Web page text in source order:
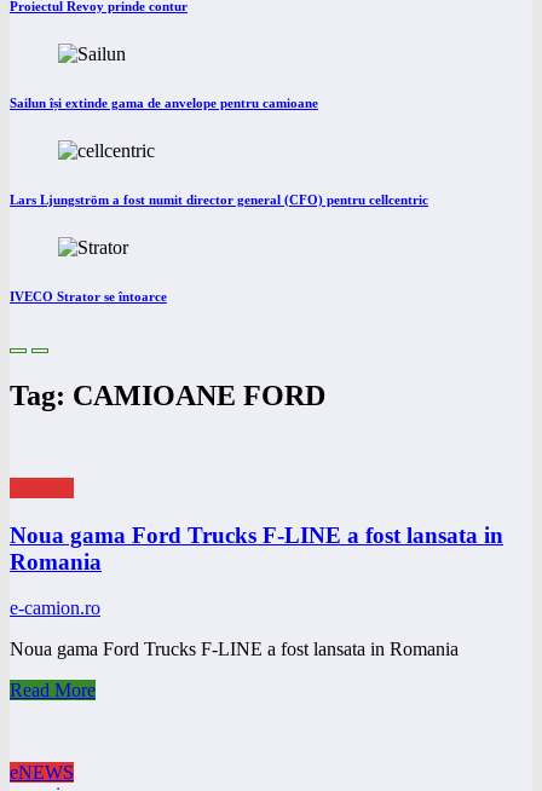
Proiectul Revoy prinde contur
Sailun își extinde gama de anvelope pentru camioane
Lars Ljungström a fost numit director general (CFO) pentru cellcentric
IVECO Strator se întoarce
Tag: CAMIOANE FORD
Noua gama Ford Trucks F-LINE a fost lansata in
Romania
e-camion.ro
Noua gama Ford Trucks F-LINE a fost lansata in Romania
Read More
eNEWS